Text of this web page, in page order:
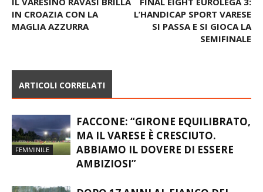
Articolo precedente
IL VARESINO RAVASI BRILLA
Articolo successivo
FINAL EIGHT EUROLEGA 3:
L’HANDICAP SPORT VARESE
FACCONE: “GIRONE EQUILIBRATO,
MA IL VARESE È CRESCIUTO.
ABBIAMO IL DOVERE DI ESSERE